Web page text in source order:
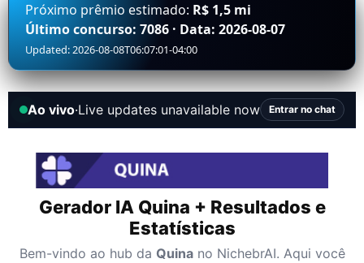
Próximo prêmio estimado: R$ 1,5 mi
Último concurso: 7086 · Data: 2026-08-07
Updated: 2026-08-08T06:07:01-04:00
Ao vivo·Live updates unavailable now Entrar no chat
Gerador IA Quina + Resultados e
Estatísticas
Bem-vindo ao hub da Quinano NichebrAI. Aqui você